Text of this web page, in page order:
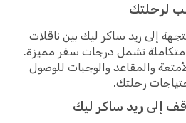
لرحلتك
إلى ريد ساكر ليك بين ناقلات
تشمل درجات سفر مميزة.
والمقاعد والوجبات للوصول
رحلتك.
إلى ريد ساكر ليك